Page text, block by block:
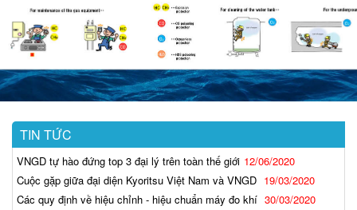
TIN TỨC
VNGD tự hào đứng top 3 đại lý trên toàn thế giới 12/06/2020
Cuộc gặp giữa đại diện Kyoritsu Việt Nam và VNGD 19/03/2020
Các quy định về hiệu chỉnh - hiệu chuẩn máy đo khí 30/03/2020